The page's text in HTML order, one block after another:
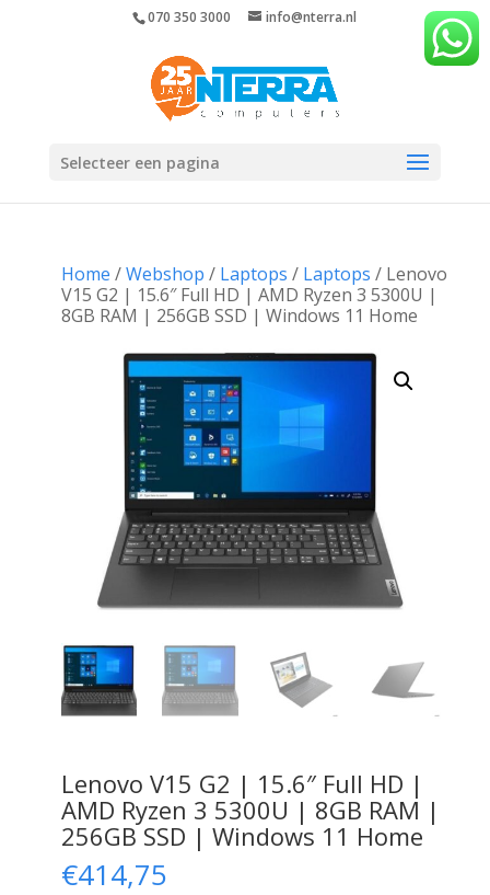
070 350 3000 info@nterra.nl
Selecteer een pagina
Home /Webshop / Laptops / Laptops / Lenovo
V15 G2 | 15.6″ Full HD | AMD Ryzen 3 5300U |
8GB RAM | 256GB SSD | Windows 11 Home
Lenovo V15 G2 | 15.6″ Full HD |
AMD Ryzen 3 5300U | 8GB RAM |
256GB SSD | Windows 11 Home
€414,75